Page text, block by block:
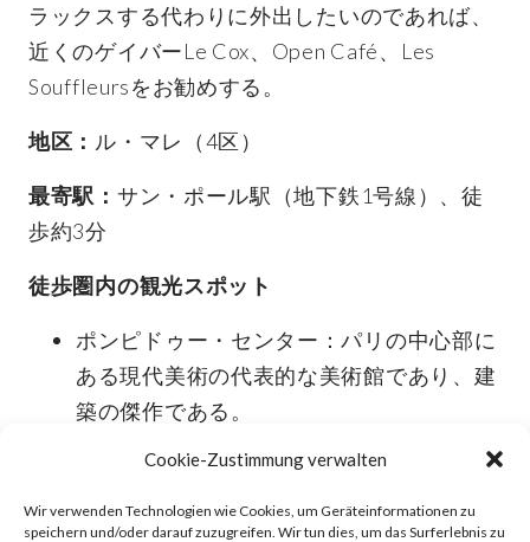
Cookie-Zustimmung verwalten
Wir verwenden Technologien wie Cookies, um Geräteinformationen zu
speichern und/oder darauf zuzugreifen. Wir tun dies, um das Surferlebnis zu
ラックスする代わりに外出したいのであれば、
近くのゲイバーLe Cox、Open Café、Les
Souffleursをお勧めする。
地区： ル・マレ（4区）
最寄駅： サン・ポール駅（地下鉄1号線）、徒
歩約3分
徒歩圏内の観光スポット
ポンピドゥー・センター：パリの中心部に
ある現代美術の代表的な美術館であり、建
築の傑作である。
オテル・ド・ヴィル：壮麗なルネッサンス
舎。